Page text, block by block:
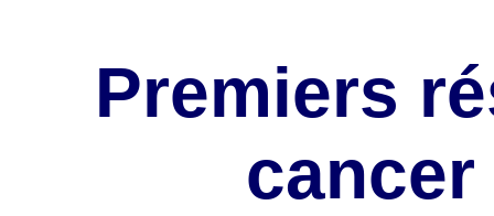
Premiers
cancer